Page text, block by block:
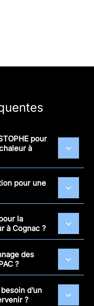
pour
à
pour une
la
à Cognac ?
des
?
d’un
?